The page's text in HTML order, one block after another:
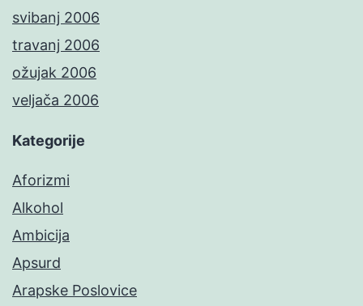
svibanj 2006
travanj 2006
ožujak 2006
veljača 2006
Kategorije
Aforizmi
Alkohol
Ambicija
Apsurd
Arapske Poslovice